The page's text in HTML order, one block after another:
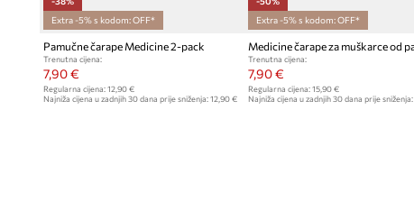
Extra -5% s kodom: OFF*
Pamučne čarape Medicine 2-pack
Trenutna cijena:
7,90 €
Regularna cijena: 12,90 €
Najniža cijena u zadnjih 30 dana prije sniženja: 12,90 €
Extra -5% s kodom: OFF*
Trenutna cijena:
7,90 €
Regularna cijena:15,90 €
Najniža cijena u zadnjih 30 dana prije sniženja: